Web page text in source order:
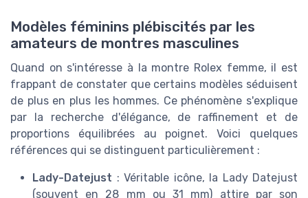
Modèles féminins plébiscités par les
amateurs de montres masculines
Quand on s'intéresse à la montre Rolex femme, il est
frappant de constater que certains modèles séduisent
de plus en plus les hommes. Ce phénomène s'explique
par la recherche d'élégance, de raffinement et de
proportions équilibrées au poignet. Voici quelques
références qui se distinguent particulièrement :
Lady-Datejust : Véritable icône, la Lady Datejust
(souvent en 28 mm ou 31 mm) attire par son